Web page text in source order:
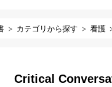
カテゴリから探す 看護
Critical